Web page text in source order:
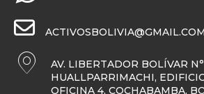
ACTIVOSBOLIVIA@GMAIL.COM
AV. LIBERTADOR BOLÍVAR
HUALLPARRIMACHI,
OFICINA 4, COCHABAMBA,